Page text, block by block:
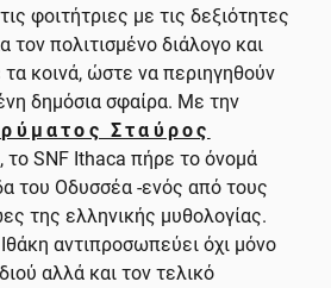
φοιτήτριες με τις δεξιότητες
τον πολιτισμένο διάλογο και
κοινά, ώστε να περιηγηθούν
δημόσια σφαίρα. Με την
Σταύρος
το SNF Ithaca πήρε το όνομά
του Οδυσσέα -ενός από τους
της ελληνικής μυθολογίας.
αντιπροσωπεύει όχι μόνο
αλλά και τον τελικό